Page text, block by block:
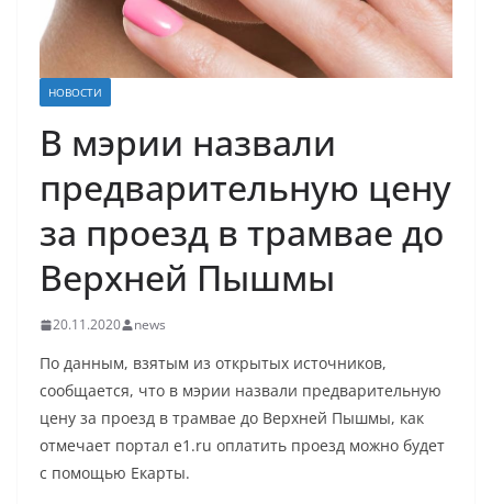
НОВОСТИ
В мэрии назвали
предварительную цену
за проезд в трамвае до
Верхней Пышмы
20.11.2020 news
По данным, взятым из открытых источников,
сообщается, что в мэрии назвали предварительную
цену за проезд в трамвае до Верхней Пышмы, как
отмечает портал e1.ru оплатить проезд можно будет
с помощью Екарты.